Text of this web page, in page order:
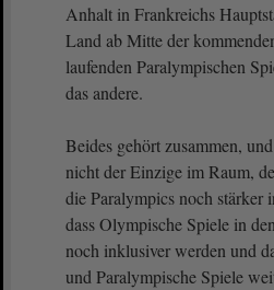
Anhalt in Frankreichs
Land ab Mitte der
laufenden Paralympischen
das andere.
Beides gehört zusammen,
nicht der Einzige im Raum,
die Paralympics noch stärker
dass Olympische Spiele in
noch inklusiver werden und
und Paralympische Spiele